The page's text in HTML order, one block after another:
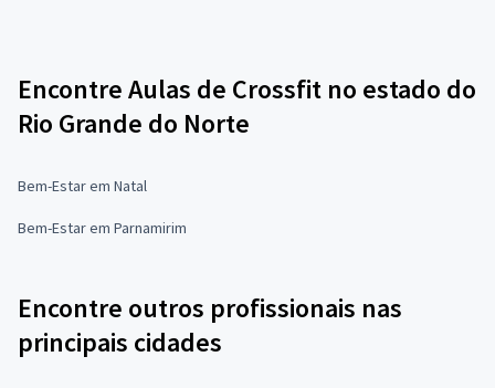
Encontre Aulas de Crossfit no estado do
Rio Grande do Norte
Bem-Estar em Natal
Bem-Estar em Parnamirim
Encontre outros profissionais nas
principais cidades